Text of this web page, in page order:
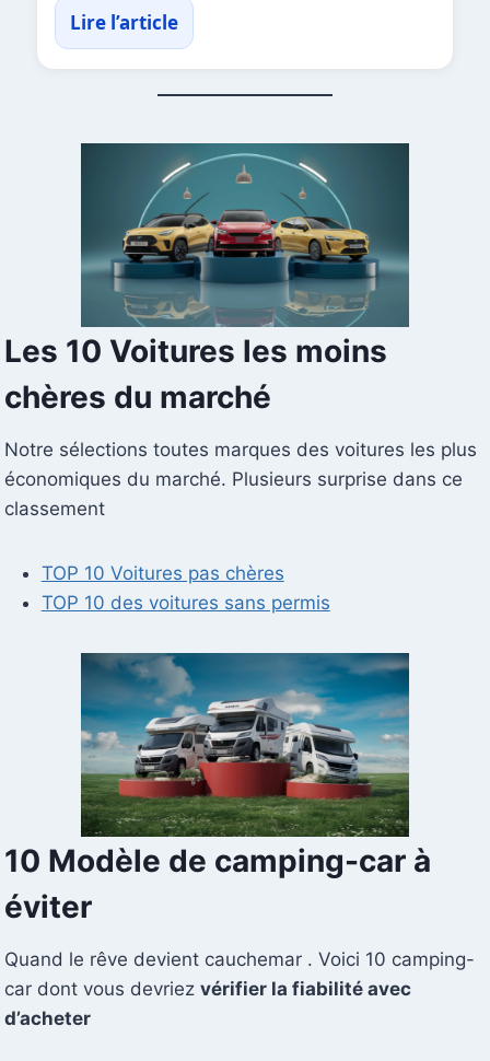
Lire l’article
Les 10 Voitures les moins
chères du marché
Notre sélections toutes marques des voitures les plus
économiques du marché. Plusieurs surprise dans ce
classement
TOP 10 Voitures pas chères
TOP 10 des voitures sans permis
10 Modèle de camping-car à
éviter
Quand le rêve devient cauchemar . Voici 10 camping-
car dont vous devriez vérifier la fiabilité avec
d’acheter